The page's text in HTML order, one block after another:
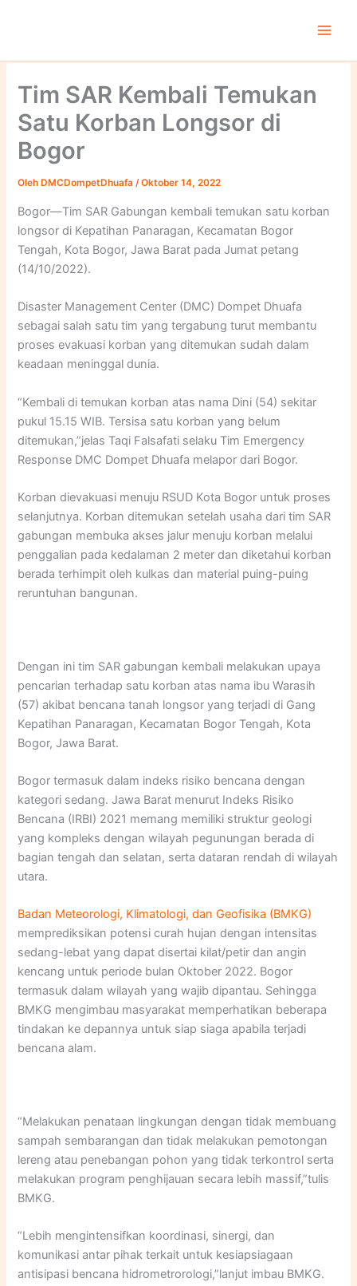
Tim SAR Kembali Temukan
Satu Korban Longsor di
Bogor
Oleh DMCDompetDhuafa/Oktober 14, 2022
Bogor—Tim SAR Gabungan kembali temukan satu korban
longsor di Kepatihan Panaragan, Kecamatan Bogor
Tengah, Kota Bogor, Jawa Barat pada Jumat petang
(14/10/2022).
Disaster Management Center (DMC) Dompet Dhuafa
sebagai salah satu tim yang tergabung turut membantu
proses evakuasi korban yang ditemukan sudah dalam
keadaan meninggal dunia.
“Kembali di temukan korban atas nama Dini (54) sekitar
pukul 15.15 WIB. Tersisa satu korban yang belum
ditemukan,”jelas Taqi Falsafati selaku Tim Emergency
Response DMC Dompet Dhuafa melapor dari Bogor.
Korban dievakuasi menuju RSUD Kota Bogor untuk proses
selanjutnya. Korban ditemukan setelah usaha dari tim SAR
gabungan membuka akses jalur menuju korban melalui
penggalian pada kedalaman 2 meter dan diketahui korban
berada terhimpit oleh kulkas dan material puing-puing
reruntuhan bangunan.
Dengan ini tim SAR gabungan kembali melakukan upaya
pencarian terhadap satu korban atas nama ibu Warasih
(57) akibat bencana tanah longsor yang terjadi di Gang
Kepatihan Panaragan, Kecamatan Bogor Tengah, Kota
Bogor, Jawa Barat.
Bogor termasuk dalam indeks risiko bencana dengan
kategori sedang. Jawa Barat menurut Indeks Risiko
Bencana (IRBI) 2021 memang memiliki struktur geologi
yang kompleks dengan wilayah pegunungan berada di
bagian tengah dan selatan, serta dataran rendah di wilayah
utara.
Badan Meteorologi, Klimatologi, dan Geofisika (BMKG)
memprediksikan potensi curah hujan dengan intensitas
sedang-lebat yang dapat disertai kilat/petir dan angin
kencang untuk periode bulan Oktober 2022. Bogor
termasuk dalam wilayah yang wajib dipantau. Sehingga
BMKG mengimbau masyarakat memperhatikan beberapa
tindakan ke depannya untuk siap siaga apabila terjadi
bencana alam.
“Melakukan penataan lingkungan dengan tidak membuang
sampah sembarangan dan tidak melakukan pemotongan
lereng atau penebangan pohon yang tidak terkontrol serta
melakukan program penghijauan secara lebih massif,”tulis
BMKG.
“Lebih mengintensifkan koordinasi, sinergi, dan
komunikasi antar pihak terkait untuk kesiapsiagaan
antisipasi bencana hidrometrorologi,”lanjut imbau BMKG.